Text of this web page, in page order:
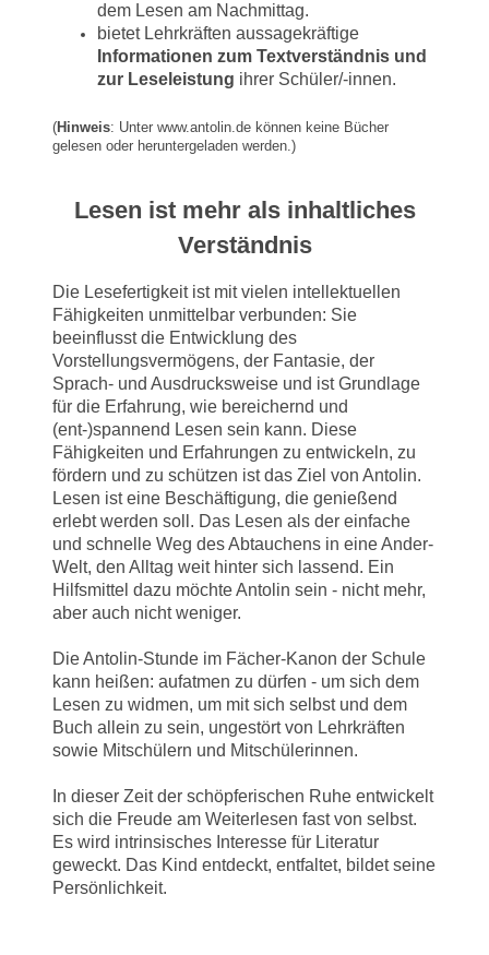
dem Lesen am Nachmittag.
bietet Lehrkräften aussagekräftige
Informationen zum Textverständnis und
zur Leseleistung ihrer Schüler/-innen.
(Hinweis: Unter www.antolin.de können keine Bücher
gelesen oder heruntergeladen werden.)
Lesen ist mehr als inhaltliches
Verständnis
Die Lesefertigkeit ist mit vielen intellektuellen
Fähigkeiten unmittelbar verbunden: Sie
beeinflusst die Entwicklung des
Vorstellungsvermögens, der Fantasie, der
Sprach- und Ausdrucksweise und ist Grundlage
für die Erfahrung, wie bereichernd und
(ent-)spannend Lesen sein kann. Diese
Fähigkeiten und Erfahrungen zu entwickeln, zu
fördern und zu schützen ist das Ziel von Antolin.
Lesen ist eine Beschäftigung, die genießend
erlebt werden soll. Das Lesen als der einfache
und schnelle Weg des Abtauchens in eine Ander-
Welt, den Alltag weit hinter sich lassend. Ein
Hilfsmittel dazu möchte Antolin sein - nicht mehr,
aber auch nicht weniger.
Die Antolin-Stunde im Fächer-Kanon der Schule
kann heißen: aufatmen zu dürfen - um sich dem
Lesen zu widmen, um mit sich selbst und dem
Buch allein zu sein, ungestört von Lehrkräften
sowie Mitschülern und Mitschülerinnen.
In dieser Zeit der schöpferischen Ruhe entwickelt
sich die Freude am Weiterlesen fast von selbst.
Es wird intrinsisches Interesse für Literatur
geweckt. Das Kind entdeckt, entfaltet, bildet seine
Persönlichkeit.